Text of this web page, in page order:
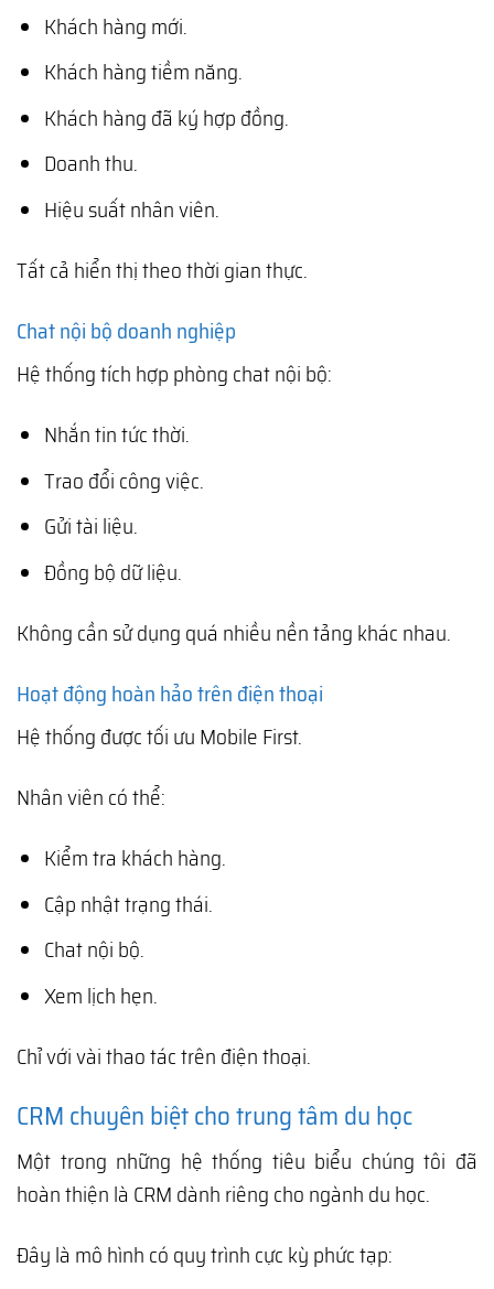
Khách hàng mới.
Khách hàng tiềm năng.
Khách hàng đã ký hợp đồng.
Doanh thu.
Hiệu suất nhân viên.
Tất cả hiển thị theo thời gian thực.
Chat nội bộ doanh nghiệp
Hệ thống tích hợp phòng chat nội bộ:
Nhắn tin tức thời.
Trao đổi công việc.
Gửi tài liệu.
Đồng bộ dữ liệu.
Không cần sử dụng quá nhiều nền tảng khác nhau.
Hoạt động hoàn hảo trên điện thoại
Hệ thống được tối ưu Mobile First.
Nhân viên có thể:
Kiểm tra khách hàng.
Cập nhật trạng thái.
Chat nội bộ.
Xem lịch hẹn.
Chỉ với vài thao tác trên điện thoại.
CRM chuyên biệt cho trung tâm du học
Một trong những hệ thống tiêu biểu chúng tôi đã
hoàn thiện là CRM dành riêng cho ngành du học.
Đây là mô hình có quy trình cực kỳ phức tạp: